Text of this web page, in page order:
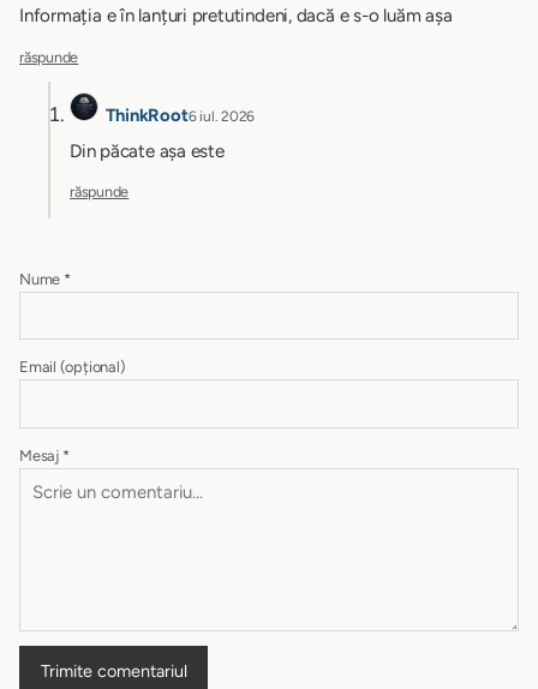
Informația e în lanțuri pretutindeni, dacă e s-o luăm așa
răspunde
ThinkRoot6 iul. 2026
Din păcate așa este
răspunde
Nume *
Email (opțional)
Mesaj *
Trimite comentariul